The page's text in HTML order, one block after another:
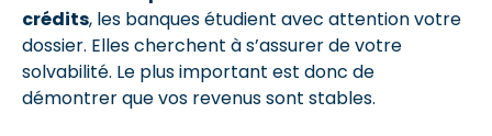
crédits, les banques étudient avec attention votre
dossier. Elles cherchent à s’assurer de votre
solvabilité. Le plus important est donc de
démontrer que vos revenus sont stables.